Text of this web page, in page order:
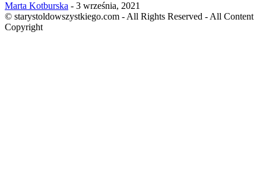
Marta Kotburska - 3 września, 2021
© starystoldowszystkiego.com - All Rights Reserved - All Content
Copyright